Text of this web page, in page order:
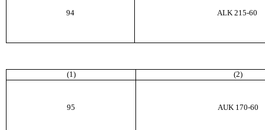
94 ALK 215-60
(1) (2)
95 AUK 170-60